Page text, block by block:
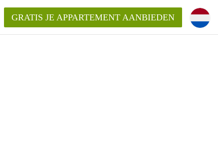
in Arnhem?
GRATIS JE APPARTEMENT AANBIEDEN